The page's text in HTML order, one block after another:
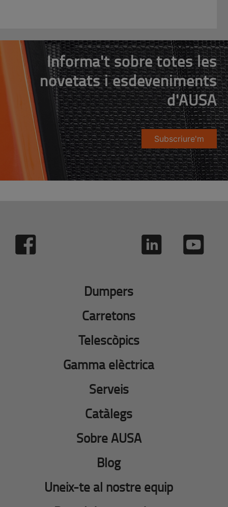
Informa't sobre totes les
novetats i esdeveniments
d'AUSA
Subscriure'm
Dumpers
Carretons
Telescòpics
Gamma elèctrica
Serveis
Catàlegs
Sobre AUSA
Blog
Uneix-te al nostre equip